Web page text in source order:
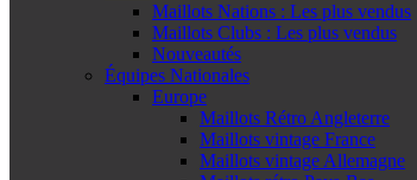
Maillots Nations : Les plus vendus
Maillots Clubs : Les plus vendus
Nouveautés
Équipes Nationales
Europe
Maillots Rétro Angleterre
Maillots vintage France
Maillots vintage Allemagne